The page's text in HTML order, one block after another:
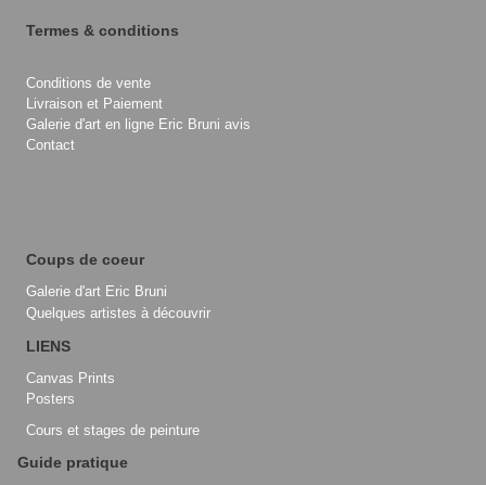
Termes & conditions
Conditions de vente
Livraison et Paiement
Galerie d'art en ligne Eric Bruni avis
Contact
Coups de coeur
Galerie d'art Eric Bruni
Quelques artistes à découvrir
LIENS
Canvas Prints
Posters
Cours et stages de peinture
Guide pratique